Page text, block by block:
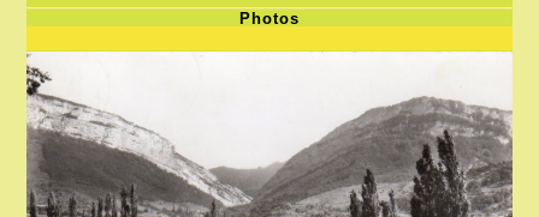
Photos